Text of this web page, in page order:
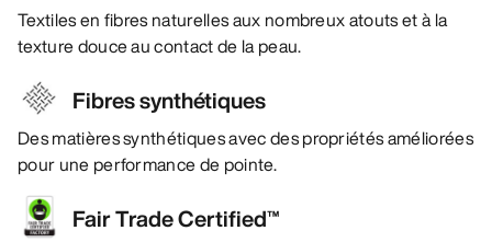
Textiles en fibres naturelles aux nombreux atouts et à la
texture douce au contact de la peau.
Fibres synthétiques
Des matières synthétiques avec des propriétés améliorées
pour une performance de pointe.
Fair Trade Certified™